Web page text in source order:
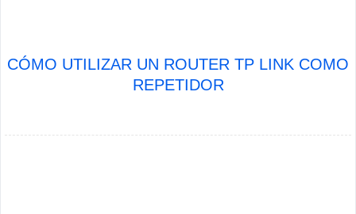
CÓMO UTILIZAR UN ROUTER TP LINK COMO
REPETIDOR